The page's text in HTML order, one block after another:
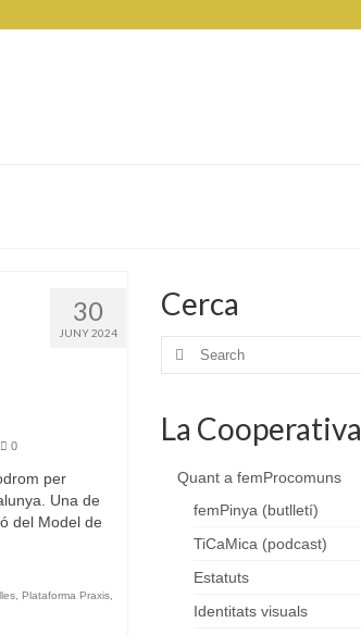
30
JUNY 2024
0
per
Una de
del Model de
, Plataforma Praxis,
Cerca
Search
La Cooperativa
Quant a femProcomuns
femPinya (butlletí)
TiCaMica (podcast)
Estatuts
Identitats visuals